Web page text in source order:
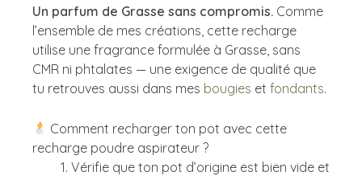
Un parfum de Grasse sans compromis. Comme
l’ensemble de mes créations, cette recharge
utilise une fragrance formulée à Grasse, sans
CMR ni phtalates — une exigence de qualité que
tu retrouves aussi dans mes bougies et fondants.
Comment recharger ton pot avec cette
recharge poudre aspirateur ?
Vérifie que ton pot d’origine est bien vide et